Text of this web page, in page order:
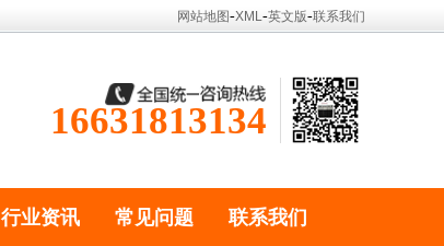
网站地图-XML-英文版-联系我们
16631813134
行业资讯 常见问题 联系我们